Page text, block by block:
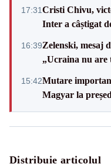
17:31Cristi Chivu,
Inter a câștigat
16:39Zelenski, mesaj
„Ucraina nu are
15:42Mutare
Magyar la
Distribuie articolul